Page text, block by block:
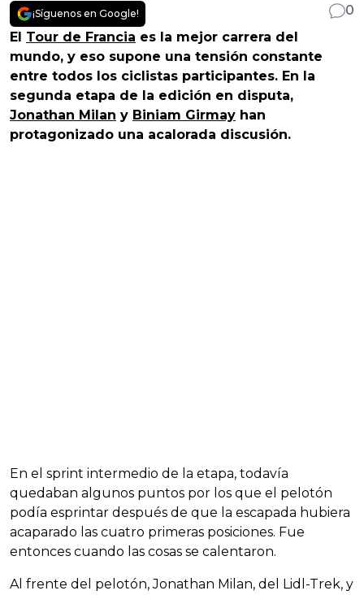
¡Síguenos en Google!
0
El Tour de Francia es la mejor carrera del
mundo, y eso supone una tensión constante
entre todos los ciclistas participantes. En la
segunda etapa de la edición en disputa,
Jonathan Milan y Biniam Girmay han
protagonizado una acalorada discusión.
En el sprint intermedio de la etapa, todavía
quedaban algunos puntos por los que el pelotón
podía esprintar después de que la escapada hubiera
acaparado las cuatro primeras posiciones. Fue
entonces cuando las cosas se calentaron.
Al frente del pelotón, Jonathan Milan, del Lidl-Trek, y